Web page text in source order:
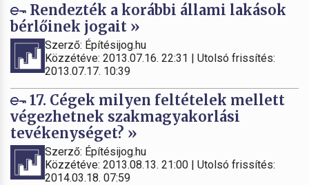
Rendezték a korábbi állami lakások
bérlőinek jogait »
Szerző: Építésijog.hu
Közzétéve: 2013.07.16. 22:31 | Utolsó frissítés:
2013.07.17. 10:39
17. Cégek milyen feltételek mellett
végezhetnek szakmagyakorlási
tevékenységet? »
Szerző: Építésijog.hu
Közzétéve: 2013.08.13. 21:00 | Utolsó frissítés:
2014.03.18. 07:59